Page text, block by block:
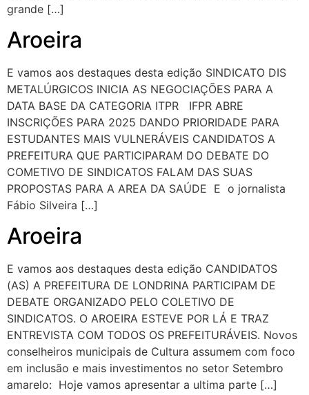
grande […]
Aroeira
E vamos aos destaques desta edição SINDICATO DIS
METALÚRGICOS INICIA AS NEGOCIAÇÕES PARA A
DATA BASE DA CATEGORIA ITPR IFPR ABRE
INSCRIÇÕES PARA 2025 DANDO PRIORIDADE PARA
ESTUDANTES MAIS VULNERÁVEIS CANDIDATOS A
PREFEITURA QUE PARTICIPARAM DO DEBATE DO
COMETIVO DE SINDICATOS FALAM DAS SUAS
PROPOSTAS PARA A AREA DA SAÚDE E o jornalista
Fábio Silveira […]
Aroeira
E vamos aos destaques desta edição CANDIDATOS
(AS) A PREFEITURA DE LONDRINA PARTICIPAM DE
DEBATE ORGANIZADO PELO COLETIVO DE
SINDICATOS. O AROEIRA ESTEVE POR LÁ E TRAZ
ENTREVISTA COM TODOS OS PREFEITURÁVEIS. Novos
conselheiros municipais de Cultura assumem com foco
em inclusão e mais investimentos no setor Setembro
amarelo: Hoje vamos apresentar a ultima parte […]